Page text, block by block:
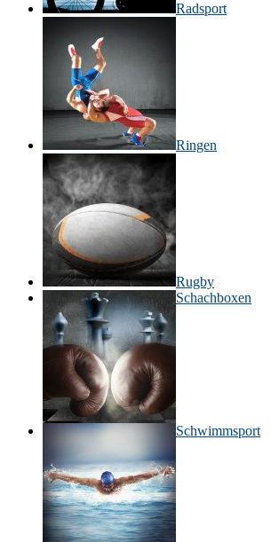
Radsport
Ringen
Rugby
Schachboxen
Schwimmsport